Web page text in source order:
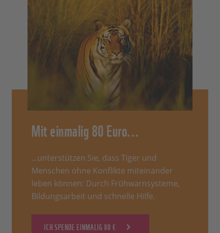
Mit einmalig 80 Euro...
...unterstützen Sie, dass Tiger und
Menschen ohne Konflikte miteinander
leben können: Durch Frühwarnsysteme,
Bildungsarbeit und schnelle Hilfe.
ICH SPENDE EINMALIG 80 €